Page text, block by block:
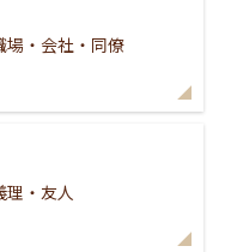
場・会社・同僚
理・友人